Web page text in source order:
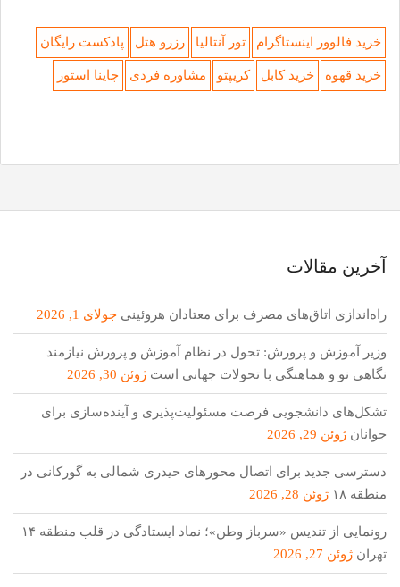
خرید فالوور اینستاگرام تور آنتالیا رزرو هتل پادکست رایگان
خرید قهوه خرید کابل کریپتو مشاوره فردی چاینا استور
آخرین مقالات
راه‌اندازی اتاق‌های مصرف برای معتادان هروئینی جولای 1, 2026
وزیر آموزش و پرورش: تحول در نظام آموزش و پرورش نیازمند
نگاهی نو و هماهنگی با تحولات جهانی است ژوئن 30, 2026
تشکل‌های دانشجویی فرصت مسئولیت‌پذیری و آینده‌سازی برای
جوانان ژوئن 29, 2026
دسترسی جدید برای اتصال محور‌های حیدری شمالی به گورکانی در
منطقه ۱۸
ژوئن 28, 2026
رونمایی از تندیس «سرباز وطن»؛ نماد ایستادگی در قلب منطقه ۱۴
تهران ژوئن 27, 2026